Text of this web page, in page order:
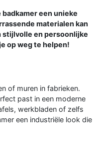
badkamer een unieke
materialen kan
stijlvolle en persoonlijke
op weg te helpen!
of muren in fabrieken.
past in een moderne
werkbladen of zelfs
een industriële look die